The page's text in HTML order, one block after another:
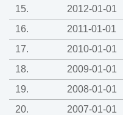
15.
2012-01-01
16.
2011-01-01
17.
2010-01-01
18.
2009-01-01
19.
2008-01-01
20.
2007-01-01